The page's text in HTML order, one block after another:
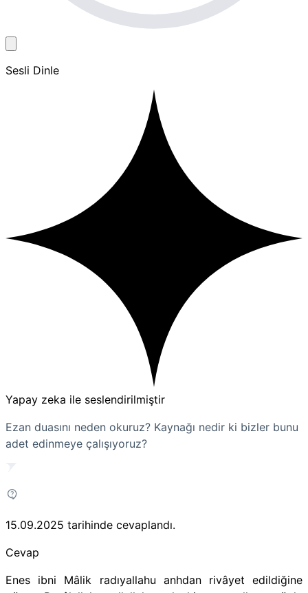
Sesli Dinle
Yapay zeka ile seslendirilmiştir
Ezan duasını neden okuruz? Kaynağı nedir ki bizler bunu
adet edinmeye çalışıyoruz?
15.09.2025 tarihinde cevaplandı.
Cevap
Enes ibni Mâlik radıyallahu anhdan rivâyet edildiğine